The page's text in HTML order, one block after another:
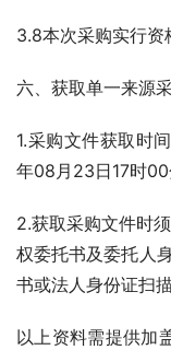
3.8本次采购实行资
六、获取单一来源
1.采购文件获取时
年08月23日17时00
2.获取采购文件时
权委托书及委托人
书或法人身份证扫
以上资料需提供加